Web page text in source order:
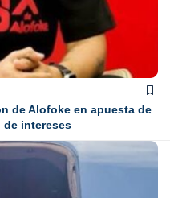
de Alofoke en apuesta de
de intereses